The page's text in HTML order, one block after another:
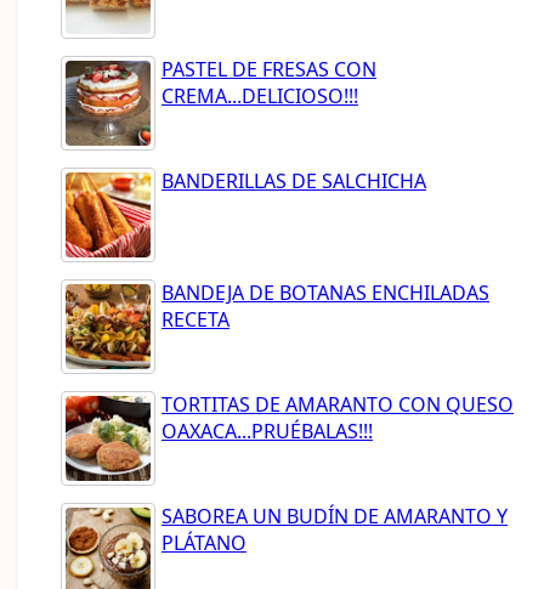
PASTEL DE FRESAS CON
CREMA...DELICIOSO!!!
BANDERILLAS DE SALCHICHA
BANDEJA DE BOTANAS ENCHILADAS
RECETA
TORTITAS DE AMARANTO CON QUESO
OAXACA...PRUÉBALAS!!!
SABOREA UN BUDÍN DE AMARANTO Y
PLÁTANO